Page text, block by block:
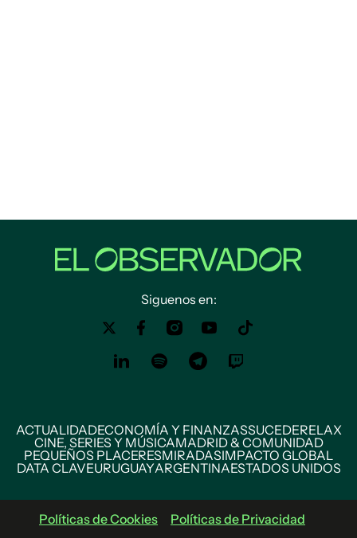
Siguenos en:
ACTUALIDADECONOMÍA Y FINANZASSUCEDERELAX
CINE, SERIES Y MÚSICAMADRID & COMUNIDAD
PEQUEÑOS PLACERESMIRADASIMPACTO GLOBAL
DATA CLAVEURUGUAYARGENTINAESTADOS UNIDOS
Políticas de Cookies Políticas de Privacidad